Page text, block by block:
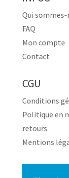
Qui sommes-
FAQ
Mon compte
Contact
CGU
Conditions
Politique en
retours
Mentions